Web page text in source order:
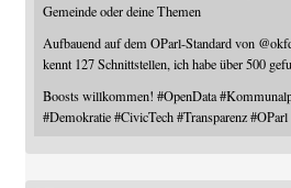
Gemeinde oder deine Themen
Aufbauend auf dem OParl-Standard von @
kennt 127 Schnittstellen, ich habe über 500
Boosts willkommen! #OpenData #
#Demokratie #CivicTech #Transparenz #OParl